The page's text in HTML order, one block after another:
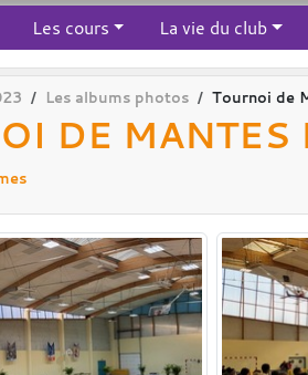
Les cours La vie du club
Les albums photos Tournoi de
DE MANTES